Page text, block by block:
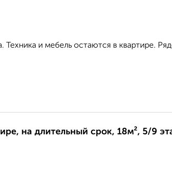
Техника и мебель остаются в квартире.
на длительный срок, 18м², 5/9